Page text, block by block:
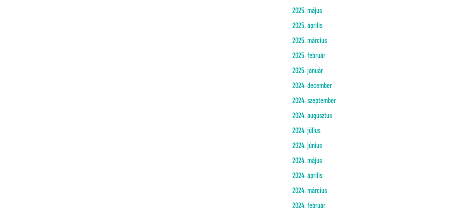
2025. május
2025. április
2025. március
2025. február
2025. január
2024. december
2024. szeptember
2024. augusztus
2024. július
2024. június
2024. május
2024. április
2024. március
2024. február